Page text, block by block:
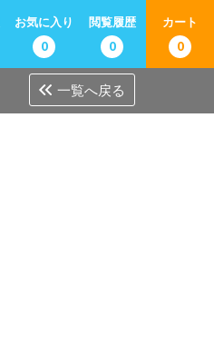
お気に入り
0
閲覧履歴
0
カート
0
一覧へ戻る